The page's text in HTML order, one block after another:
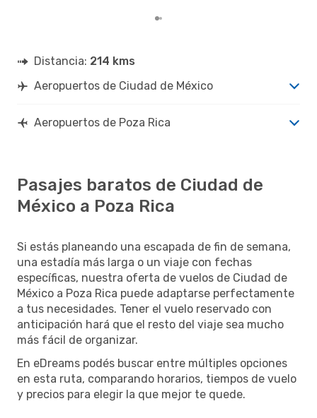
Distancia: 214 kms
Aeropuertos de Ciudad de México
Aeropuertos de Poza Rica
Pasajes baratos de Ciudad de
México a Poza Rica
Si estás planeando una escapada de fin de semana,
una estadía más larga o un viaje con fechas
específicas, nuestra oferta de vuelos de Ciudad de
México a Poza Rica puede adaptarse perfectamente
a tus necesidades. Tener el vuelo reservado con
anticipación hará que el resto del viaje sea mucho
más fácil de organizar.
En eDreams podés buscar entre múltiples opciones
en esta ruta, comparando horarios, tiempos de vuelo
y precios para elegir la que mejor te quede.